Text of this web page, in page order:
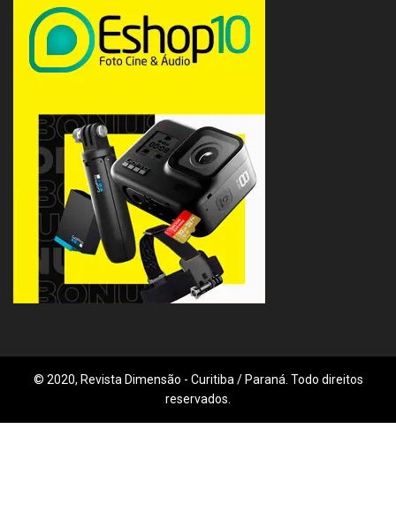
© 2020, Revista Dimensão - Curitiba / Paraná. Todo direitos
reservados.